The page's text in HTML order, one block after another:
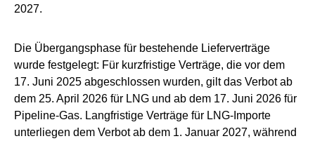
2027.
Die Übergangsphase für bestehende Lieferverträge
wurde festgelegt: Für kurzfristige Verträge, die vor dem
17. Juni 2025 abgeschlossen wurden, gilt das Verbot ab
dem 25. April 2026 für LNG und ab dem 17. Juni 2026 für
Pipeline-Gas. Langfristige Verträge für LNG-Importe
unterliegen dem Verbot ab dem 1. Januar 2027, während